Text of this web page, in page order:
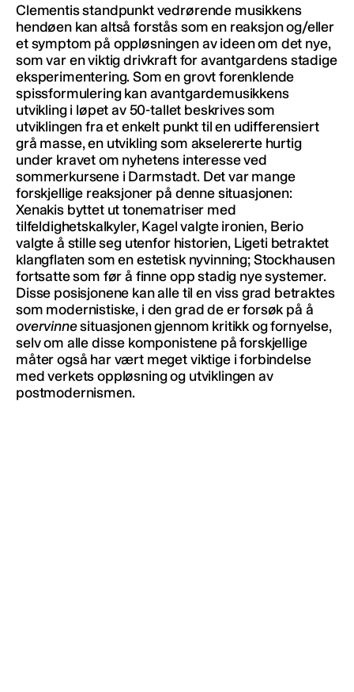
Clementis standpunkt vedrørende musikkens
hendøen kan altså forstås som en reaksjon og/eller
et symptom på oppløsningen av ideen om det nye,
som var en viktig drivkraft for avantgardens stadige
eksperimentering. Som en grovt forenklende
spissformulering kan avantgardemusikkens
utvikling i løpet av 50-tallet beskrives som
utviklingen fra et enkelt punkt til en udifferensiert
grå masse, en utvikling som akselererte hurtig
under kravet om nyhetens interesse ved
sommerkursene i Darmstadt. Det var mange
forskjellige reaksjoner på denne situasjonen:
Xenakis byttet ut tonematriser med
tilfeldighetskalkyler, Kagel valgte ironien, Berio
valgte å stille seg utenfor historien, Ligeti betraktet
klangflaten som en estetisk nyvinning; Stockhausen
fortsatte som før å finne opp stadig nye systemer.
Disse posisjonene kan alle til en viss grad betraktes
som modernistiske, i den grad de er forsøk på å
overvinnesituasjonen gjennom kritikk og fornyelse,
selv om alle disse komponistene på forskjellige
måter også har vært meget viktige i forbindelse
med verkets oppløsning og utviklingen av
postmodernismen.